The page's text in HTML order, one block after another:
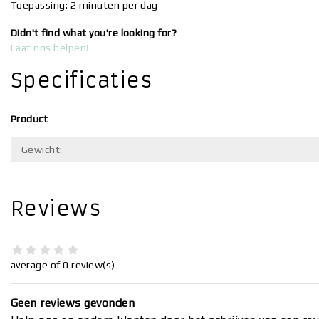
Toepassing: 2 minuten per dag
Didn't find what you're looking for?
Laat ons helpen!
Specificaties
Product
Gewicht:
Reviews
average of 0 review(s)
Geen reviews gevonden